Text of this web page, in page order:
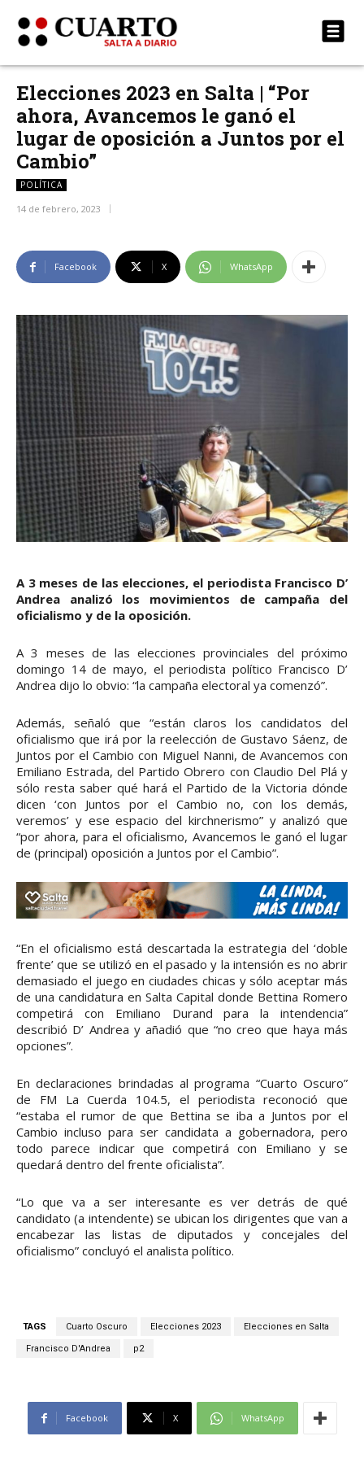
Elecciones 2023 en Salta | “Por
ahora, Avancemos le ganó el
lugar de oposición a Juntos por el
Cambio”
POLÍTICA
14 de febrero, 2023
Facebook X WhatsApp
A 3 meses de las elecciones, el periodista Francisco D’
Andrea analizó los movimientos de campaña del
oficialismo y de la oposición.
A 3 meses de las elecciones provinciales del próximo
domingo 14 de mayo, el periodista político Francisco D’
Andrea dijo lo obvio: “la campaña electoral ya comenzó”.
Además, señaló que “están claros los candidatos del
oficialismo que irá por la reelección de Gustavo Sáenz, de
Juntos por el Cambio con Miguel Nanni, de Avancemos con
Emiliano Estrada, del Partido Obrero con Claudio Del Plá y
sólo resta saber qué hará el Partido de la Victoria dónde
dicen ‘con Juntos por el Cambio no, con los demás,
veremos’ y ese espacio del kirchnerismo” y analizó que
“por ahora, para el oficialismo, Avancemos le ganó el lugar
de (principal) oposición a Juntos por el Cambio”.
“En el oficialismo está descartada la estrategia del ‘doble
frente’ que se utilizó en el pasado y la intensión es no abrir
demasiado el juego en ciudades chicas y sólo aceptar más
de una candidatura en Salta Capital donde Bettina Romero
competirá con Emiliano Durand para la intendencia”
describió D’ Andrea y añadió que “no creo que haya más
opciones”.
En declaraciones brindadas al programa “Cuarto Oscuro”
de FM La Cuerda 104.5, el periodista reconoció que
“estaba el rumor de que Bettina se iba a Juntos por el
Cambio incluso para ser candidata a gobernadora, pero
todo parece indicar que competirá con Emiliano y se
quedará dentro del frente oficialista”.
“Lo que va a ser interesante es ver detrás de qué
candidato (a intendente) se ubican los dirigentes que van a
encabezar las listas de diputados y concejales del
oficialismo” concluyó el analista político.
TAGS Cuarto Oscuro Elecciones 2023 Elecciones en Salta
Francisco D'Andrea p2
Facebook X WhatsApp